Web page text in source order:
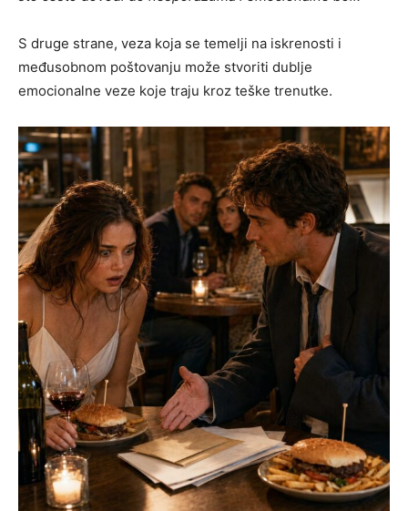
S druge strane, veza koja se temelji na iskrenosti i
međusobnom poštovanju može stvoriti dublje
emocionalne veze koje traju kroz teške trenutke.